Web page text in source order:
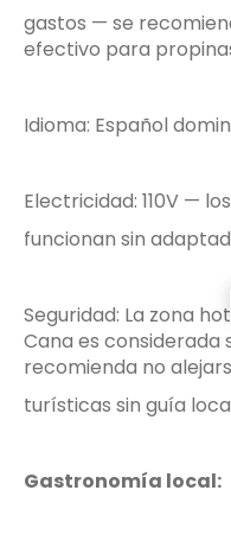
gastos — se
efectivo para
Idioma: Español
Electricidad: 110V —
funcionan sin
Seguridad: La zona
Cana es considerada
recomienda no
turísticas sin guía
Gastronomía local: